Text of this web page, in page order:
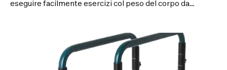
eseguire facilmente esercizi col peso del corpo da
si mette e si toglie senza viti obbligatorie, per
lavorare in un attimo sulla parte superiore del corpo.